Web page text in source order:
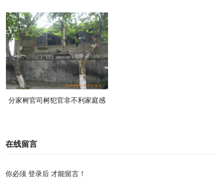
分家树官司树犯官非不利家庭感
在线留言
你必须登录后 才能留言！